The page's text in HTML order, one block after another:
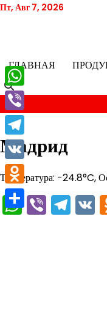
Перейти
Пт, Авг 7, 2026
ГЛАВНАЯ
Мадрид
Температура: -24.8°C,
Viber
WhatsApp
Viber
Telegram
VK
Odnoklassniki
Отправить